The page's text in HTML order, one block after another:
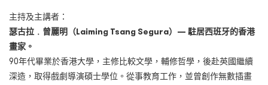
主持及主講者：
瑟古拉﹒曾麗明（Laiming Tsang Segura） — 駐居西班牙的香港
畫家。
90年代畢業於香港大學，主修比較文學，輔修哲學，後赴英國繼續
深造，取得戲劇導演碩士學位。從事教育工作，並曾創作無數插畫